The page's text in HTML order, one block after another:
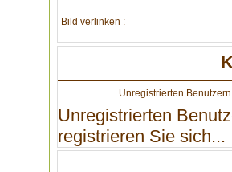
Bild verlinken :
Unregistrierten
Unregistrierten
registrieren Sie sich...